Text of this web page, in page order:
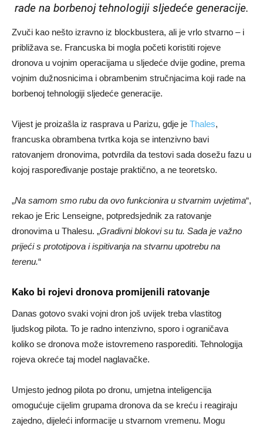
rade na borbenoj tehnologiji sljedeće generacije.
Zvuči kao nešto izravno iz blockbustera, ali je vrlo stvarno – i
približava se. Francuska bi mogla početi koristiti rojeve
dronova u vojnim operacijama u sljedeće dvije godine, prema
vojnim dužnosnicima i obrambenim stručnjacima koji rade na
borbenoj tehnologiji sljedeće generacije.
Vijest je proizašla iz rasprava u Parizu, gdje je Thales,
francuska obrambena tvrtka koja se intenzivno bavi
ratovanjem dronovima, potvrdila da testovi sada dosežu fazu u
kojoj raspoređivanje postaje praktično, a ne teoretsko.
„Na samom smo rubu da ovo funkcionira u stvarnim uvjetima“,
rekao je Eric Lenseigne, potpredsjednik za ratovanje
dronovima u Thalesu. „Gradivni blokovi su tu. Sada je važno
prijeći s prototipova i ispitivanja na stvarnu upotrebu na
terenu.“
Kako bi rojevi dronova promijenili ratovanje
Danas gotovo svaki vojni dron još uvijek treba vlastitog
ljudskog pilota. To je radno intenzivno, sporo i ograničava
koliko se dronova može istovremeno rasporediti. Tehnologija
rojeva okreće taj model naglavačke.
Umjesto jednog pilota po dronu, umjetna inteligencija
omogućuje cijelim grupama dronova da se kreću i reagiraju
zajedno, dijeleći informacije u stvarnom vremenu. Mogu